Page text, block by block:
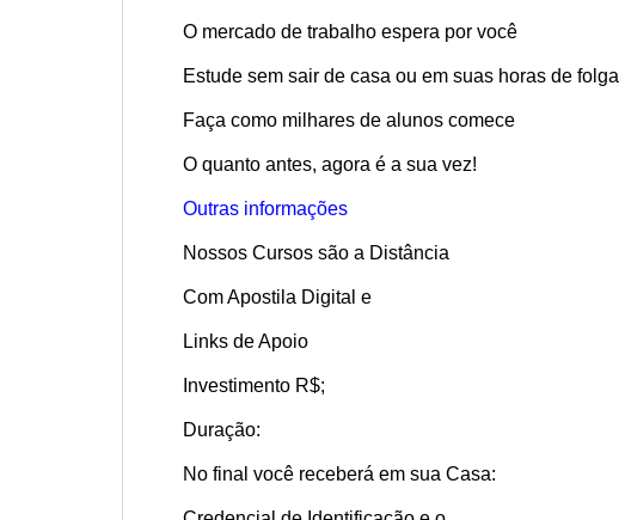
O mercado de trabalho espera por você
Estude sem sair de casa ou em suas horas de folga
Faça como milhares de alunos comece
O quanto antes, agora é a sua vez!
Outras informações
Nossos Cursos são a Distância
Com Apostila Digital e
Links de Apoio
Investimento R$;
Duração:
No final você receberá em sua Casa: